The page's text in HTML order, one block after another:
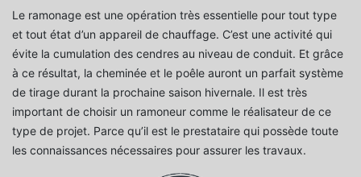
Le ramonage est une opération très essentielle pour tout type
et tout état d’un appareil de chauffage. C’est une activité qui
évite la cumulation des cendres au niveau de conduit. Et grâce
à ce résultat, la cheminée et le poêle auront un parfait système
de tirage durant la prochaine saison hivernale. Il est très
important de choisir un ramoneur comme le réalisateur de ce
type de projet. Parce qu’il est le prestataire qui possède toute
les connaissances nécessaires pour assurer les travaux.